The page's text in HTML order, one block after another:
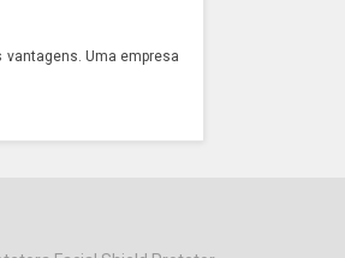
Uma empresa